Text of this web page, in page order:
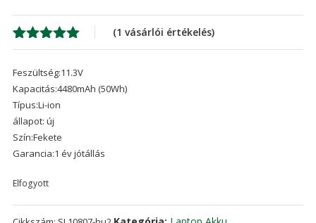
Értékelés
ből,
1
értékelés
alapján
(1 vásárlói értékelés)
Feszültség:11.3V
Kapacitás:4480mAh (50Wh)
Típus:Li-ion
állapot: új
Szín:Fekete
Garancia:1 év jótállás
Elfogyott